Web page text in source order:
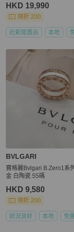
HKD 19,990
現折 200
近新閒置品 本地
BVLGARI
寶格麗Bvlgari B.Zero1系列 18k玫瑰
金 白陶瓷 55碼
HKD 9,580
現折 200
狀況良好 本地 免